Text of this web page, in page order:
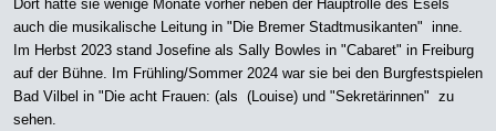
Dort hatte sie wenige Monate vorher neben der Hauptrolle des Esels
auch die musikalische Leitung in "Die Bremer Stadtmusikanten" inne.
Im Herbst 2023 stand Josefine als Sally Bowles in "Cabaret" in Freiburg
auf der Bühne. Im Frühling/Sommer 2024 war sie bei den Burgfestspielen
Bad Vilbel in "Die acht Frauen: (als (Louise) und "Sekretärinnen" zu
sehen.